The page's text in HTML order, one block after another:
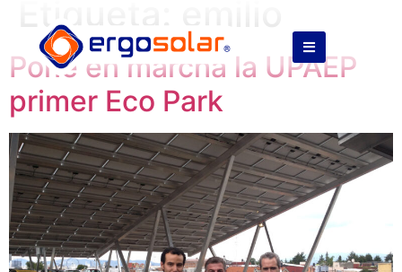
Etiqueta:
Pone en marcha la UPAEP
primer Eco Park